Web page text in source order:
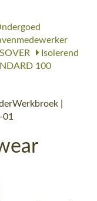
Isolerend
100
|
01